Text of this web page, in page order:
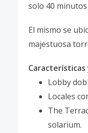
solo 40 minutos
El mismo se
majestuosa
Lobby
Locales
The
solarium.